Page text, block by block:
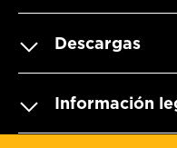
Descargas
Información